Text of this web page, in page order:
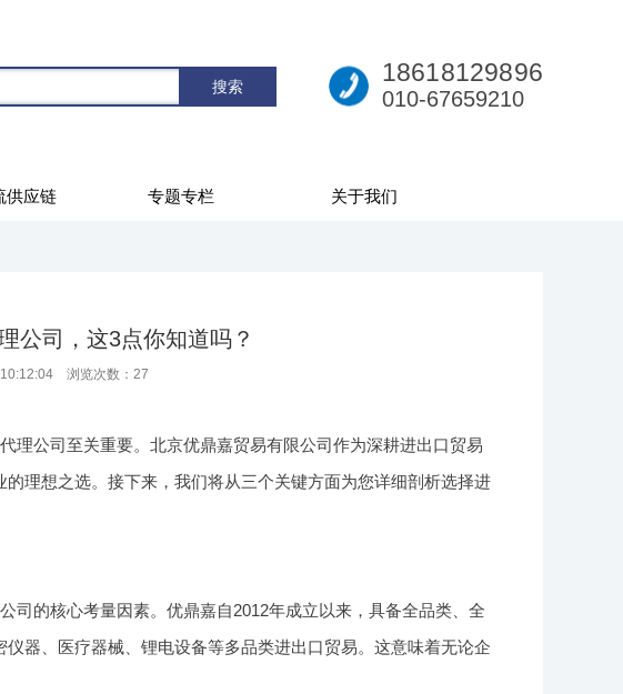
18618129896
010-67659210
供应链 专题专栏 关于我们
公司，这3点你知道吗？
浏览次数： 27
理公司至关重要。北京优鼎嘉贸易有限公司作为深耕进出口贸易
理想之选。接下来，我们将从三个关键方面为您详细剖析选择进
司的核心考量因素。优鼎嘉自2012年成立以来，具备全品类、全
器、医疗器械、锂电设备等多品类进出口贸易。这意味着无论企